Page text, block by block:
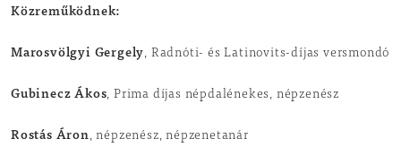
Közreműködnek:
Marosvölgyi Gergely, Radnóti- és Latinovits-díjas versmondó
Gubinecz Ákos, Prima díjas népdalénekes, népzenész
Rostás Áron, népzenész, népzenetanár